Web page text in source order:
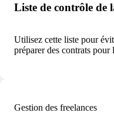
Liste de contrôle de
Utilisez cette liste pour
préparer des contrats pour
Gestion des freelances